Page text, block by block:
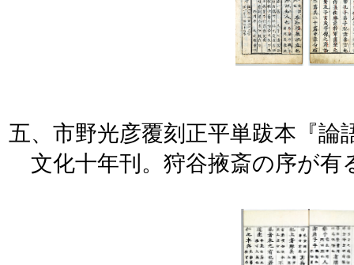
五、市野光彦覆刻正平単跋本『論
文化十年刊。狩谷掖斎の序が有